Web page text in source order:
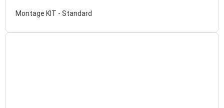
Montage KIT - Standard